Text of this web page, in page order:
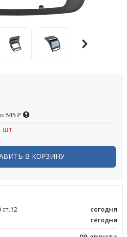
545₽
шт.
В КОРЗИНУ
сегодня
сегодня